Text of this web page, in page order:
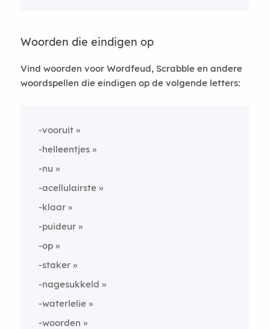
Woorden die eindigen op
Vind woorden voor Wordfeud, Scrabble en andere
woordspellen die eindigen op de volgende letters:
-vooruit
-helleentjes
-nu
-acellulairste
-klaar
-puideur
-op
-staker
-nagesukkeld
-waterlelie
-woorden